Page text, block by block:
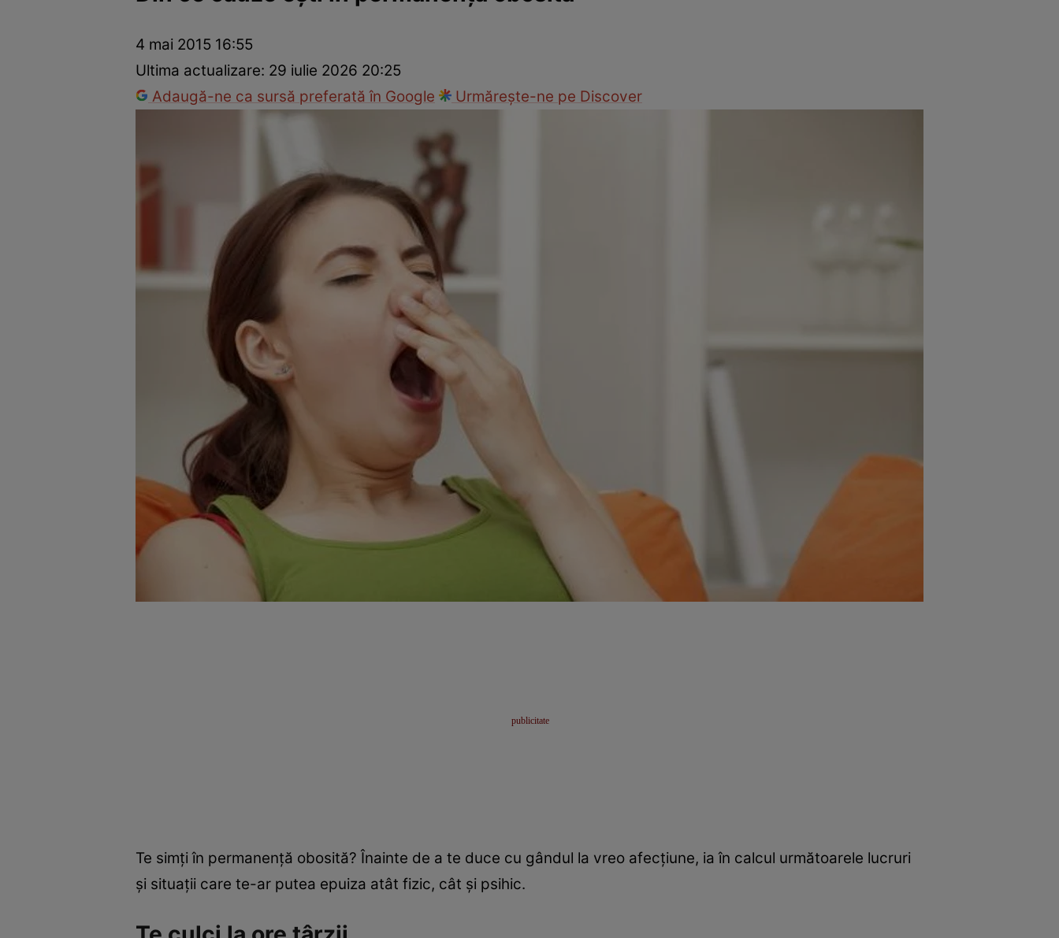
Dezvoltare personalăÎngrijire personală
4 mai 2015 16:55
Ultima actualizare: 29 iulie 2026 20:25
Adaugă-ne ca sursă preferată în Google
Urmărește-ne pe Discover
Te simţi în permanenţă obosită? Înainte de a te duce cu gândul la vreo afecţiune, ia în calcul următoarele lucruri
şi situaţii care te-ar putea epuiza atât fizic, cât şi psihic.